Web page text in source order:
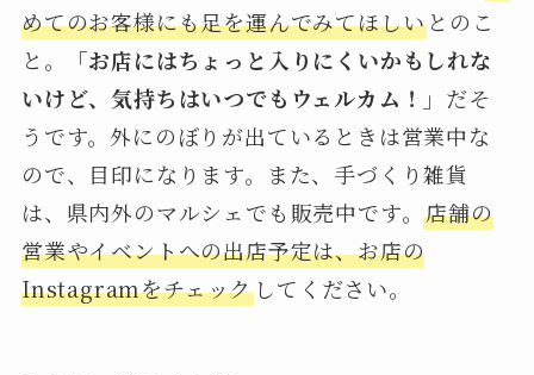
めてのお客様にも足を運んでみてほしい とのこ
と。
「お店にはちょっと入りにくいかもしれな
いけど、気持ちはいつでもウェルカム！」 だそ
うです。外にのぼりが出ているときは営業中な
ので、目印になります。また、手づくり雑貨
は、県内外のマルシェでも販売中です。店舗の
営業やイベントへの出店予定は、お店の
Instagramをチェック してください。